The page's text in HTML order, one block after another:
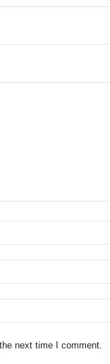
next time I comment.